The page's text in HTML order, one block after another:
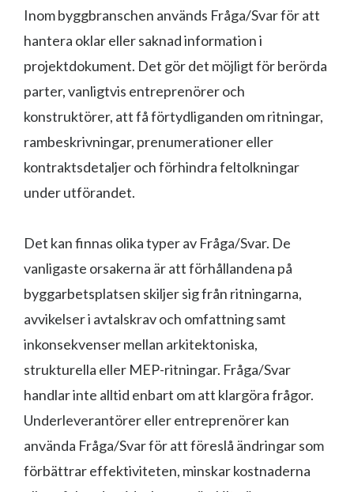
Inom byggbranschen används Fråga/Svar för att
hantera oklar eller saknad information i
projektdokument. Det gör det möjligt för berörda
parter, vanligtvis entreprenörer och
konstruktörer, att få förtydliganden om ritningar,
rambeskrivningar, prenumerationer eller
kontraktsdetaljer och förhindra feltolkningar
under utförandet.
Det kan finnas olika typer av Fråga/Svar. De
vanligaste orsakerna är att förhållandena på
byggarbetsplatsen skiljer sig från ritningarna,
avvikelser i avtalskrav och omfattning samt
inkonsekvenser mellan arkitektoniska,
strukturella eller MEP-ritningar. Fråga/Svar
handlar inte alltid enbart om att klargöra frågor.
Underleverantörer eller entreprenörer kan
använda Fråga/Svar för att föreslå ändringar som
förbättrar effektiviteten, minskar kostnaderna